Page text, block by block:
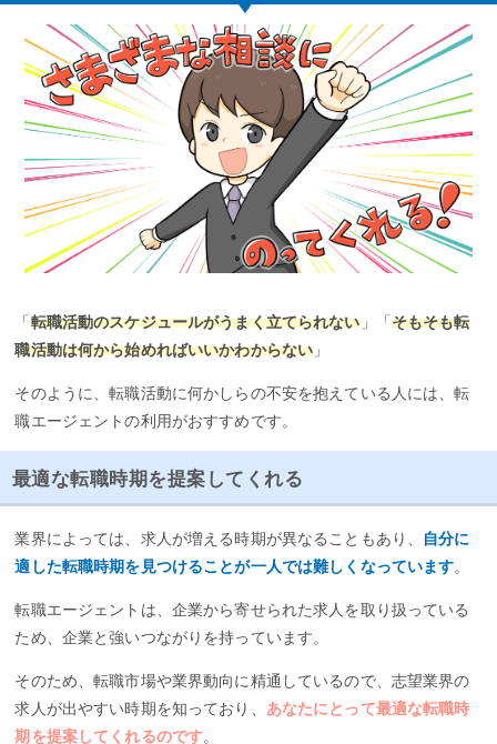
「転職活動のスケジュールがうまく立てられない」「そもそも転
職活動は何から始めればいいかわからない 」
そのように、転職活動に何かしらの不安を抱えている人には、転
職エージェントの利用がおすすめです。
最適な転職時期を提案してくれる
業界によっては、求人が増える時期が異なることもあり、
自分に
適した転職時期を見つけることが一人では難しくなっています。
転職エージェントは、企業から寄せられた求人を取り扱っている
ため、企業と強いつながりを持っています。
そのため、転職市場や業界動向に精通しているので、志望業界の
求人が出やすい時期を知っており、 あなたにとって最適な転職時
期を提案してくれるのです。